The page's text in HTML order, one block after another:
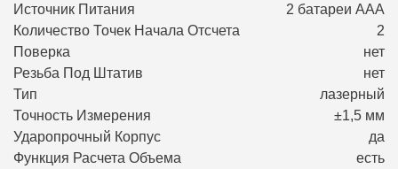
Источник Питания
2 батареи ААA
Количество Точек Начала Отсчета
2
Поверка
нет
Резьба Под Штатив
нет
Тип
лазерный
Точность Измерения
±1,5 мм
Ударопрочный Корпус
да
Функция Расчета Объема
есть